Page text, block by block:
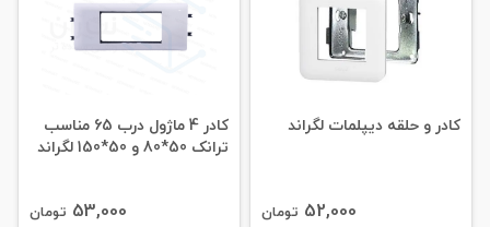
کادر و حلقه دیپلمات لگراند
52,000 تومان
کادر 4 ماژول درب 65 مناسب
ترانک 50*80 و 50*150 لگراند
53,000 تومان